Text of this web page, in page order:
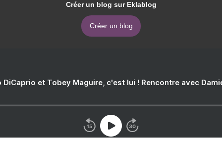
Créer un blog sur Eklablog
Créer un blog
DiCaprio et Tobey Maguire, c'est lui ! Rencontre avec